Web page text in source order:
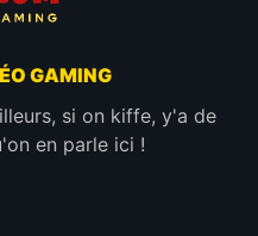
GAMING
si on kiffe, y'a de
en parle ici !